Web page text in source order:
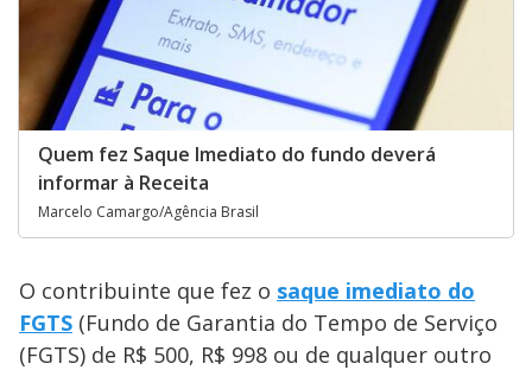
Quem fez Saque Imediato do fundo deverá
informar à Receita
Marcelo Camargo/Agência Brasil
O contribuinte que fez o saque imediato do
FGTS (Fundo de Garantia do Tempo de Serviço
(FGTS) de R$ 500, R$ 998 ou de qualquer outro